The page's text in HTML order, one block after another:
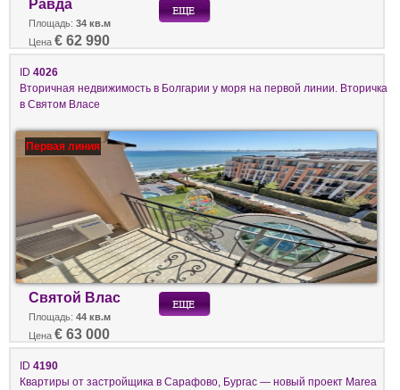
Равда
Площадь: 34 кв.м
Цена € 62 990
ID 4026
Вторичная недвижимость в Болгарии у моря на первой линии. Вторичка
в Святом Власе
Первая линия
Святой Влас
Площадь: 44 кв.м
Цена € 63 000
ID 4190
Квартиры от застройщика в Сарафово, Бургас — новый проект Marea